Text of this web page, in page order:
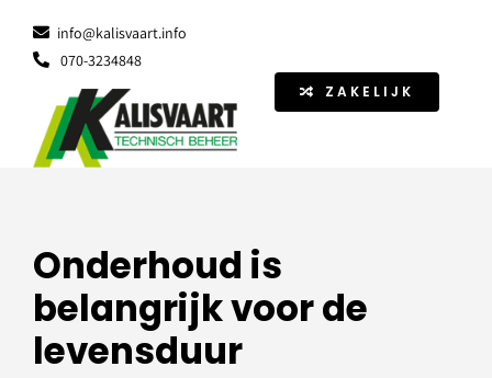
naar
info@kalisvaart.info
070-3234848
ZAKELIJK
Onderhoud is
belangrijk voor de
levensduur